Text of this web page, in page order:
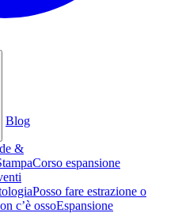
Blog
&
Corso espansione
Posso fare estrazione o
c’è ossoEspansione